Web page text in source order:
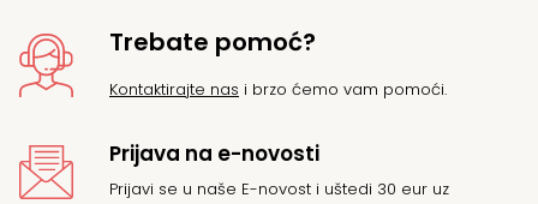
Trebate pomoć?
Kontaktirajte nas i brzo ćemo vam pomoći.
Prijava na e-novosti
Prijavi se u naše E-novost i uštedi 30 eur uz